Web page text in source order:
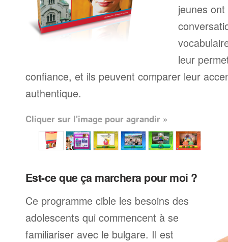
jeunes
leur
confiance, et ils peuvent comparer leur
authentique.
Cliquer sur l'image pour agrandir »
Est-ce que ça marchera pour moi ?
Ce programme cible les besoins des
adolescents qui commencent à se
familiariser avec le bulgare. Il est